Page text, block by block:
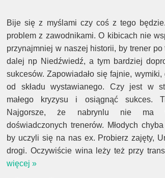
Bije się z myślami czy coś z tego
problem z zawodnikami. O kibicach nie
przynajmniej w naszej historii, by trener po
dalej np Niedźwiedź, a tym bardziej
sukcesów. Zapowiadało się fajnie, wymiki,
od składu wystawianego. Czy jest w
małego kryzysu i osiągnąć sukces.
Najgorsze, że nabrynlu nie ma
doświadczonych trenerów. Młodych
by uczyli się na nas ex. Probierz zajęty,
drogi. Oczywiście wina leży też przy
więcej »